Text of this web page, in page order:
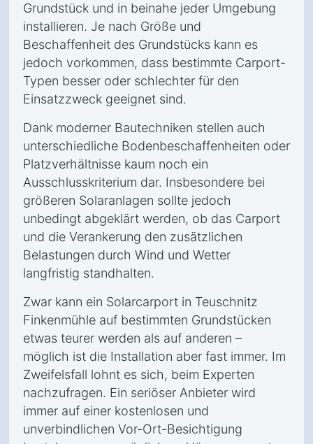
Grundstück und in beinahe jeder Umgebung
installieren. Je nach Größe und
Beschaffenheit des Grundstücks kann es
jedoch vorkommen, dass bestimmte Carport-
Typen besser oder schlechter für den
Einsatzzweck geeignet sind.
Dank moderner Bautechniken stellen auch
unterschiedliche Bodenbeschaffenheiten oder
Platzverhältnisse kaum noch ein
Ausschlusskriterium dar. Insbesondere bei
größeren Solaranlagen sollte jedoch
unbedingt abgeklärt werden, ob das Carport
und die Verankerung den zusätzlichen
Belastungen durch Wind und Wetter
langfristig standhalten.
Zwar kann ein Solarcarport in Teuschnitz
Finkenmühle auf bestimmten Grundstücken
etwas teurer werden als auf anderen –
möglich ist die Installation aber fast immer. Im
Zweifelsfall lohnt es sich, beim Experten
nachzufragen. Ein seriöser Anbieter wird
immer auf einer kostenlosen und
unverbindlichen Vor-Ort-Besichtigung